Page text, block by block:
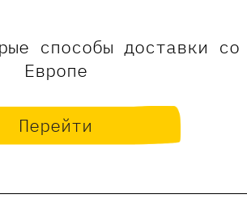
способы доставки
Европе
Перейти
отзыв